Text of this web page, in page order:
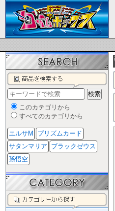
このカテゴリから
すべてのカテゴリから
エルサM
プリズムカード
サタンマリア
ブラックゼウス
孫悟空